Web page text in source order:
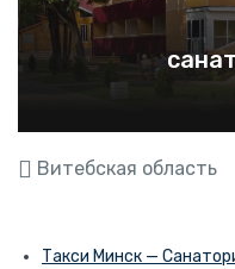
Витебская область
Такси Минск —